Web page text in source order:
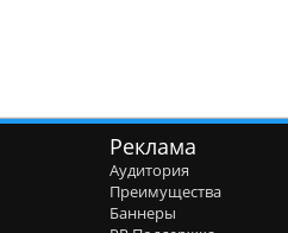
Реклама
Аудитория
Преимущества
Баннеры